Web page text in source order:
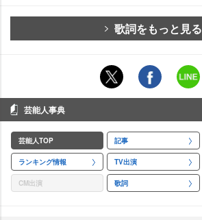
歌詞をもっと見る
芸能人事典
芸能人TOP 記事
ランキング情報 TV出演
CM出演 歌詞